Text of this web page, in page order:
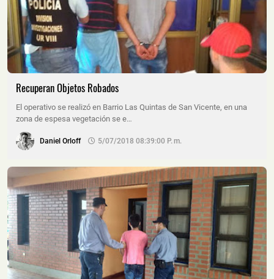
Recuperan Objetos Robados
El operativo se realizó en Barrio Las Quintas de San Vicente, en una
zona de espesa vegetación se e…
Daniel Orloff 5/07/2018 08:39:00 P. M.